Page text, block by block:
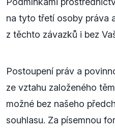
na tyto třetí osoby práva
z těchto závazků i bez
Postoupení práv a
ze vztahu založeného
možné bez našeho
souhlasu. Za písemnou